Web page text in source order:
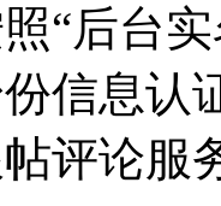
照“后台
信息认
评论服